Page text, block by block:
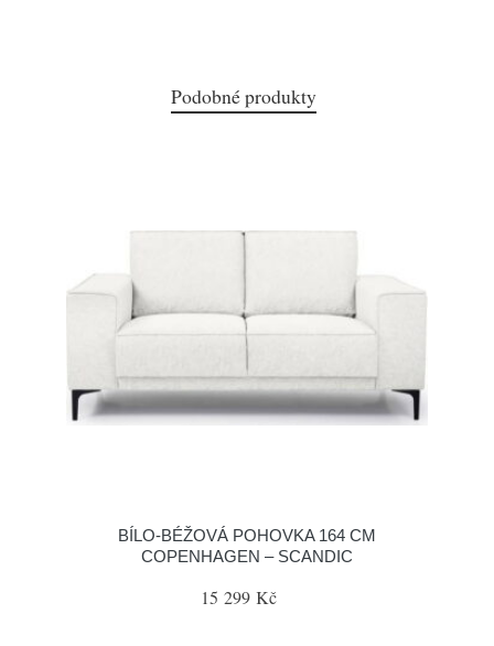
Podobné produkty
BÍLO-BÉŽOVÁ POHOVKA 164 CM
COPENHAGEN – SCANDIC
15 299 Kč